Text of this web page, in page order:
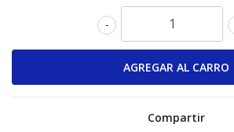
-
Compartir